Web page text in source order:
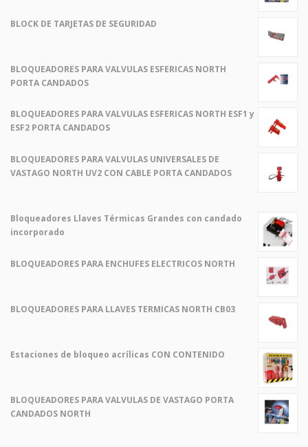
BLOCK DE TARJETAS DE SEGURIDAD
BLOQUEADORES PARA VALVULAS ESFERICAS NORTH
PORTA CANDADOS
BLOQUEADORES PARA VALVULAS ESFERICAS NORTH ESF1 y
ESF2 PORTA CANDADOS
BLOQUEADORES PARA VALVULAS UNIVERSALES DE
VASTAGO NORTH UV2 CON CABLE PORTA CANDADOS
Bloqueadores Llaves Térmicas Grandes con candado
incorporado
precio
precio
BLOQUEADORES PARA ENCHUFES ELECTRICOS NORTH
BLOQUEADORES PARA LLAVES TERMICAS NORTH CB03
Estaciones de bloqueo acrílicas CON CONTENIDO
original
era:
actual
es:
BLOQUEADORES PARA VALVULAS DE VASTAGO PORTA
CANDADOS NORTH